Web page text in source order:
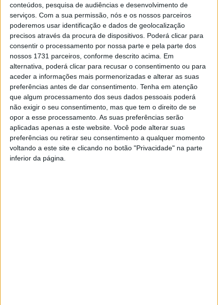
conteúdos, pesquisa de audiências e desenvolvimento de
serviços. Com a sua permissão, nós e os nossos parceiros
poderemos usar identificação e dados de geolocalização
precisos através da procura de dispositivos. Poderá clicar para
consentir o processamento por nossa parte e pela parte dos
nossos 1731 parceiros, conforme descrito acima. Em
alternativa, poderá clicar para recusar o consentimento ou para
aceder a informações mais pormenorizadas e alterar as suas
preferências antes de dar consentimento. Tenha em atenção
que algum processamento dos seus dados pessoais poderá
não exigir o seu consentimento, mas que tem o direito de se
opor a esse processamento. As suas preferências serão
aplicadas apenas a este website. Você pode alterar suas
preferências ou retirar seu consentimento a qualquer momento
voltando a este site e clicando no botão "Privacidade" na parte
inferior da página.
Na lista surge ainda oMoinho da Lapa, em Sernancelhe,
com o prémio na categoria Casas de Campo, enquanto o
Palácio do Gelo, em Viseu, ganhou o galardão dos
Centros Comerciais.
Nas Festas, Feiras e Romarias, aFeira de São Mateus
recebeu o prémio, enquanto oMontebelo Aguieira, da
Visabeira Turismo, ganhou o prémio na categoria Hotéis
e Spa’s. Quanto ao Enoturismo, o prémio foi dado à
Quinta da Pacheca, no concelho de Lamego.
No setor imobiliário, a empresa vencedora foi a
Soluções
Ideais, enquanto a empresaDr. Ergoe aCasa de Saúde
São Mateus, foram premiadas no setor da saúde.